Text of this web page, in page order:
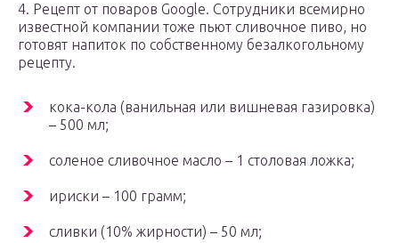
4. Рецепт от поваров Google. Сотрудники всемирно
известной компании тоже пьют сливочное пиво, но
готовят напиток по собственному безалкогольному
рецепту.
кока-кола (ванильная или вишневая газировка)
– 500 мл;
соленое сливочное масло – 1 столовая ложка;
ириски – 100 грамм;
сливки (10% жирности) – 50 мл;